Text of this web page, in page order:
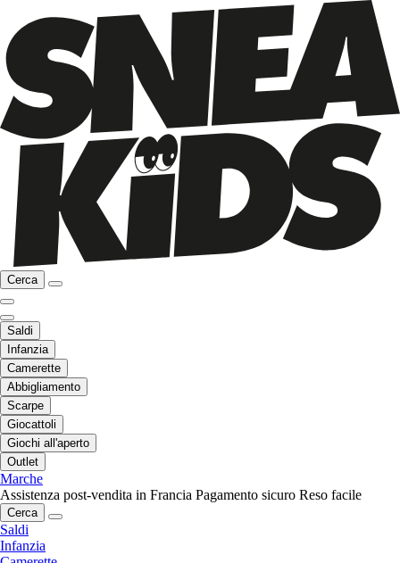
Cerca
Saldi
Infanzia
Camerette
Abbigliamento
Scarpe
Giocattoli
Giochi all'aperto
Outlet
Marche
Assistenza post-vendita in Francia Pagamento sicuro Reso facile
Cerca
Saldi
Infanzia